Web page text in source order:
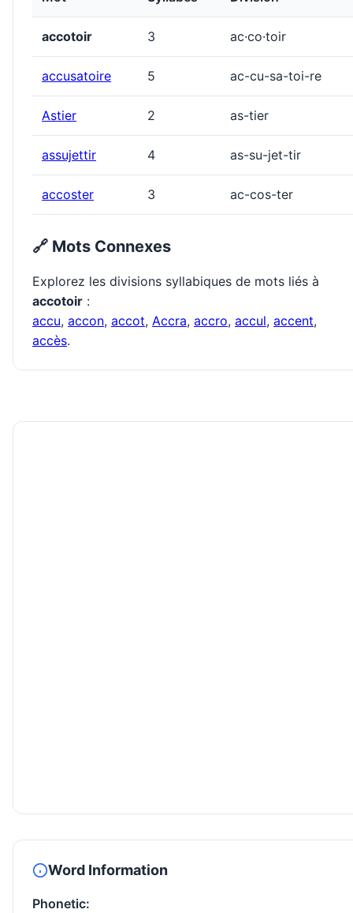
accotoir 3 ac·co·toir
accusatoire 5 ac-cu-sa-toi-re
Astier 2 as-tier
assujettir 4 as-su-jet-tir
accoster 3 ac-cos-ter
🔗 Mots Connexes
Explorez les divisions syllabiques de mots liés à
accotoir :
accu, accon, accot, Accra, accro, accul, accent,
accès.
Word Information
Phonetic: